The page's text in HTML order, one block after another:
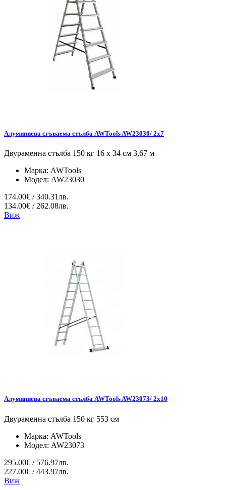
Алуминиева сгъваема стълба AWTools AW23030/ 2x7
Двураменна стълба 150 кг 16 x 34 см 3,67 м
Марка: AWTools
Модел: AW23030
174.00€ / 340.31лв.
134.00€ / 262.08лв.
Виж
Алуминиева сгъваема стълба AWTools AW23073/ 2x10
Двураменна стълба 150 кг 553 см
Марка: AWTools
Модел: AW23073
295.00€ / 576.97лв.
227.00€ / 443.97лв.
Виж